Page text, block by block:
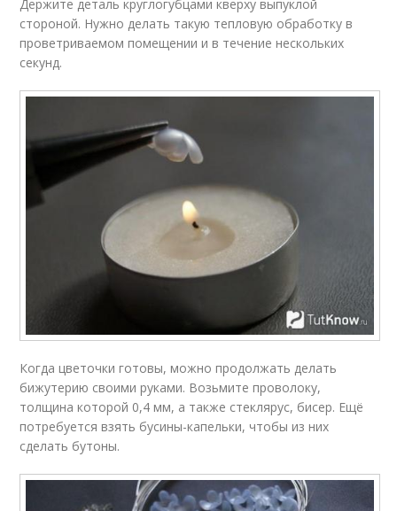
Держите деталь круглогубцами кверху выпуклой
стороной. Нужно делать такую тепловую обработку в
проветриваемом помещении и в течение нескольких
секунд.
Когда цветочки готовы, можно продолжать делать
бижутерию своими руками. Возьмите проволоку,
толщина которой 0,4 мм, а также стеклярус, бисер. Ещё
потребуется взять бусины-капельки, чтобы из них
сделать бутоны.